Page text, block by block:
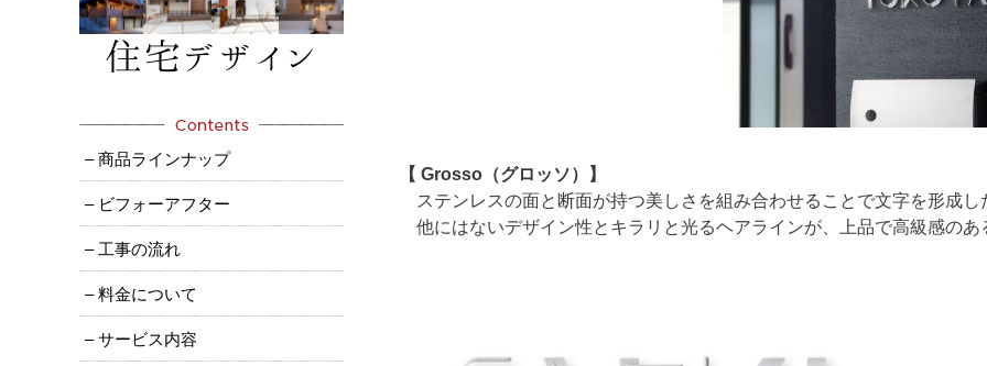
【 Grosso（グロッソ）】
ステンレスの面と断面が持つ美しさを組み合わせることで文字を形成し
他にはないデザイン性とキラリと光るヘアラインが、上品で高級感のあ
– 商品ラインナップ
– ビフォーアフター
– 工事の流れ
– 料金について
– サービス内容